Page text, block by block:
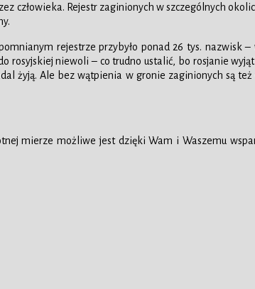
człowieka. Rejestr zaginionych w szczególnych
rejestrze przybyło ponad 26 tys. nazwisk
rosyjskiej niewoli – co trudno ustalić, bo rosjanie
żyją. Ale bez wątpienia w gronie zaginionych są
mierze możliwe jest dzięki Wam i Waszemu